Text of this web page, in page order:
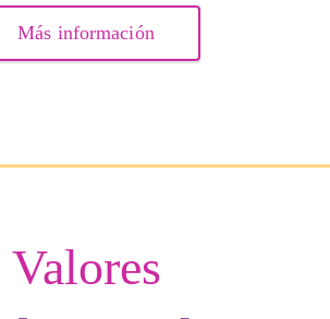
Más información
Valores